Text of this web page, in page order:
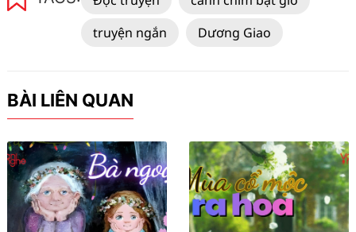
truyện ngắn
Dương Giao
BÀI LIÊN QUAN